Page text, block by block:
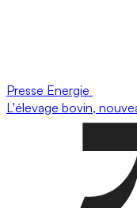
Presse Energie
L'élevage bovin,